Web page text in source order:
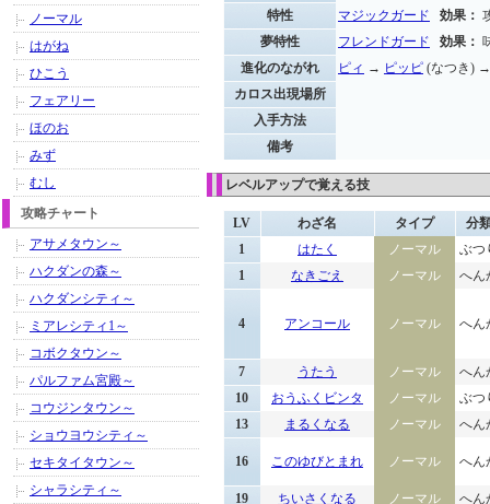
特性
マジックガード 効果：
夢特性
フレンドガード 効果：
進化のながれ
ピィ → ピッピ (なつき)
カロス出現場所
入手方法
備考
レベルアップで覚える技
LV わざ名 タイプ
分
1
はたく ノーマル
ぶつ
1
なきごえ ノーマル へん
4 アンコール ノーマル へん
7 うたう ノーマル
へん
10
おうふくビンタ ノーマル
ぶつ
13
まるくなる ノーマル へん
16 このゆびとまれ ノーマル へん
19 ちいさくなる ノーマル へん
ノーマル
はがね
ひこう
フェアリー
ほのお
みず
むし
攻略チャート
アサメタウン～
ハクダンの森～
ハクダンシティ～
ミアレシティ1～
コボクタウン～
パルファム宮殿～
コウジンタウン～
ショウヨウシティ～
セキタイタウン～
シャラシティ～